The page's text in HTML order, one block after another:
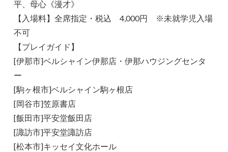
平、母心《漫才》
【入場料】全席指定・税込 4,000円 ※未就学児入場
不可
【プレイガイド】
[伊那市]ベルシャイン伊那店・伊那ハウジングセンタ
ー
[駒ヶ根市]ベルシャイン駒ヶ根店
[岡谷市]笠原書店
[飯田市]平安堂飯田店
[諏訪市]平安堂諏訪店
[松本市]キッセイ文化ホール